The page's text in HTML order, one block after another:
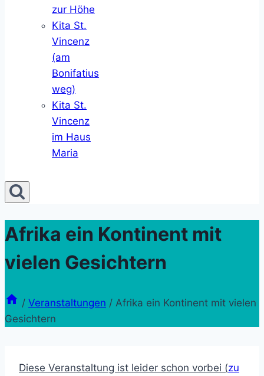
zur Höhe
Kita St.
Vincenz
(am
Bonifatius
weg)
Kita St.
Vincenz
im Haus
Maria
Afrika ein Kontinent mit
vielen Gesichtern
/ Veranstaltungen / Afrika ein Kontinent mit vielen
Gesichtern
Diese Veranstaltung ist leider schon vorbei (zu